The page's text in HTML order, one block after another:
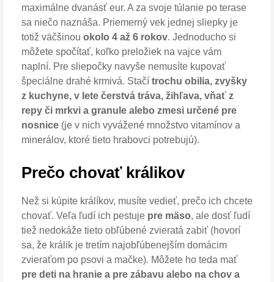
maximálne dvanásť eur. A za svoje túlanie po terase
sa niečo naznáša. Priemerný vek jednej sliepky je
totiž väčšinou okolo 4 až 6 rokov. Jednoducho si
môžete spočítať, koľko preložiek na vajce vám
naplní. Pre sliepočky navyše nemusíte kupovať
špeciálne drahé krmivá. Stačí trochu obilia, zvyšky
z kuchyne, v lete čerstvá tráva, žihľava, vňať z
repy či mrkvi a granule alebo zmesi určené pre
nosnice (je v nich vyvážené množstvo vitamínov a
minerálov, ktoré tieto hrabovci potrebujú).
Prečo chovať králikov
Než si kúpite králíkov, musíte vedieť, prečo ich chcete
chovať. Veľa ľudí ich pestuje pre mäso, ale dosť ľudí
tiež nedokáže tieto obľúbené zvieratá zabiť (hovorí
sa, že králik je tretím najobľúbenejším domácim
zvieraťom po psovi a mačke). Môžete ho teda mať
pre deti na hranie a pre zábavu alebo na chov a